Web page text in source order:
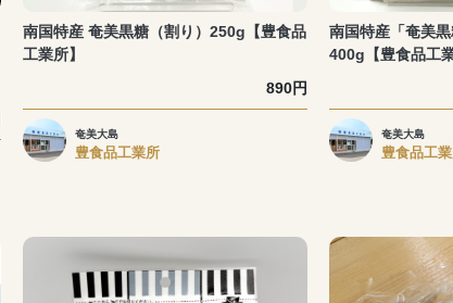
南国特産 奄美黒糖（割り）250g【豊食品
工業所】
890円
奄美大島
豊食品工業所
南国特産「奄美
400g【豊食品工業
奄美大島
豊食品工